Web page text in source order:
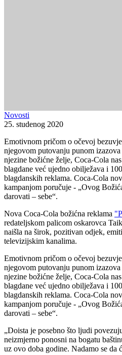
Novosti
25. studenog 2020
Emotivnom pričom o očevoj
njegovom putovanju punom
njezine božićne želje, Coca-Cola
blagdane već ujedno obilježava i
blagdanskih reklama. Coca-Cola
kampanjom poručuje - „Ovog
darovati – sebe“.
Nova Coca-Cola božićna reklama
redateljskom palicom oskarovca
naišla na širok, pozitivan odjek,
televizijskim kanalima.
Emotivnom pričom o očevoj
njegovom putovanju punom
njezine božićne želje, Coca-Cola
blagdane već ujedno obilježava i
blagdanskih reklama. Coca-Cola
kampanjom poručuje - „Ovog
darovati – sebe“.
„Doista je posebno što ljudi
neizmjerno ponosni na bogatu
uz ovo doba godine. Nadamo se da